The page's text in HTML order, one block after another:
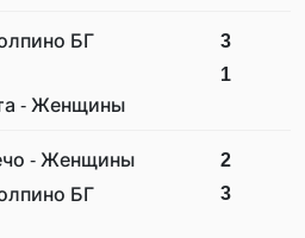
БГ
- Женщины
3
1
- Женщины
БГ
2
3